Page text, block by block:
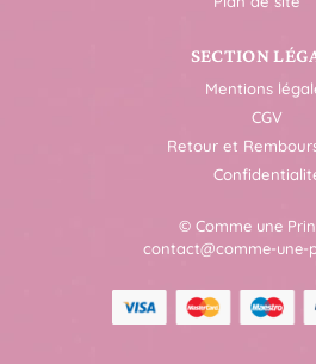
SECTION
Mentions
CGV
Retour et
© Comme une
contact@comme-une-